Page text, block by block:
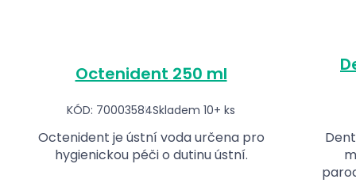
Octenident 250 ml
KÓD: 70003584Skladem 10+ ks
Octenident je ústní voda určena pro
hygienickou péči o dutinu ústní.